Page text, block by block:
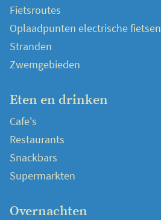
Fietsroutes
Oplaadpunten electrische fietsen
Stranden
Zwemgebieden
Eten en drinken
Cafe's
Restaurants
Snackbars
Supermarkten
Overnachten